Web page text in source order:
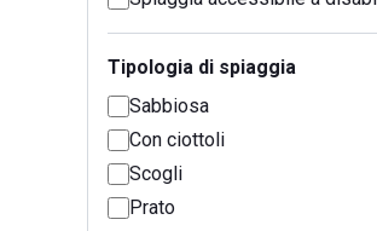
Tipologia di spiaggia
Sabbiosa
Con ciottoli
Scogli
Prato